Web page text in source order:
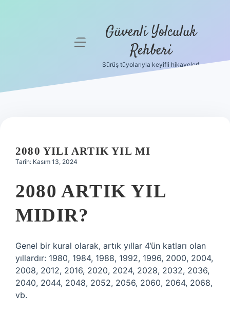
Hakkımızda
menüyü Güvenli Yolculuk
Rehberi
Sürüş tüyolarıyla keyifli hikayeler!
2080 YILI ARTIK YIL MI
Tarih: Kasım 13, 2024
2080 ARTIK YIL
MIDIR?
Genel bir kural olarak, artık yıllar 4’ün katları olan
yıllardır: 1980, 1984, 1988, 1992, 1996, 2000, 2004,
2008, 2012, 2016, 2020, 2024, 2028, 2032, 2036,
2040, 2044, 2048, 2052, 2056, 2060, 2064, 2068,
vb.